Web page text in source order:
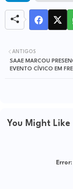
ANTIGOS
SAAE MARCOU
EVENTO CÍVICO EM
You Might Like
Error: